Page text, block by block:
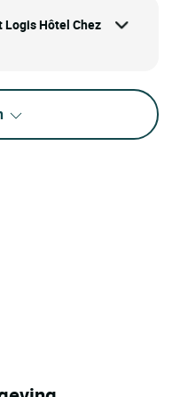
Hôtel Chez